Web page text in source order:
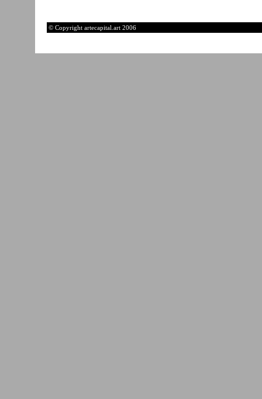
© Copyright artecapital.art 2006